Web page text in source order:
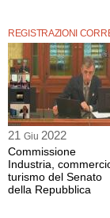
REGISTRAZIONI
21 Giu 2022
Commissione
Industria,
turismo del Senato
della Repubblica